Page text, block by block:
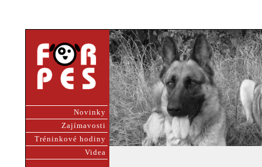
Novinky
Zajímavosti
Tréninkové hodiny
Videa